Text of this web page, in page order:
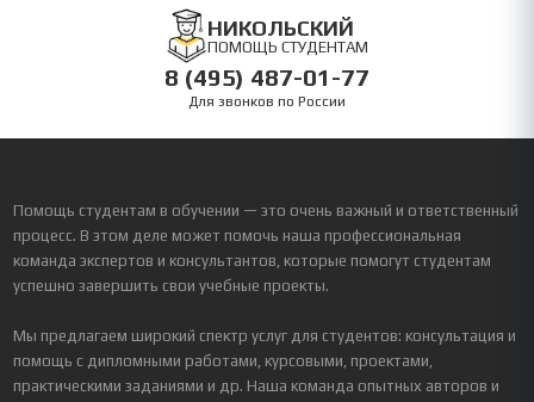
НИКОЛЬСКИЙ
ПОМОЩЬ СТУДЕНТАМ
8 (495) 487-01-77
Для звонков по России
Помощь студентам в обучении — это очень важный и ответственный
процесс. В этом деле может помочь наша профессиональная
команда экспертов и консультантов, которые помогут студентам
успешно завершить свои учебные проекты.
Мы предлагаем широкий спектр услуг для студентов: консультация и
помощь с дипломными работами, курсовыми, проектами,
практическими заданиями и др. Наша команда опытных авторов и